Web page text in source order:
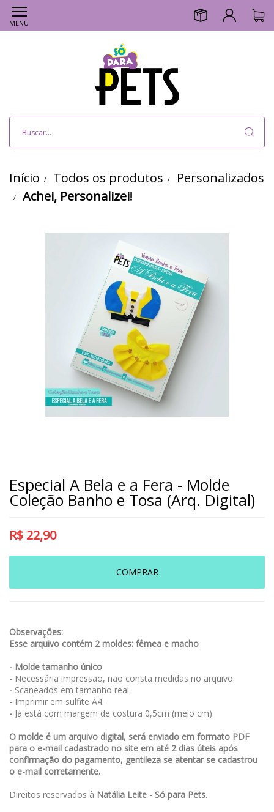
MENU
Início Todos os produtos
Personalizados
Achei, Personalizei!
Especial A Bela e a Fera - Molde
Coleção Banho e Tosa (Arq. Digital)
R$ 22,90
COMPRAR
Observações:
Esse arquivo contém 2 moldes: fêmea e macho
- Molde tamanho único
- Necessária impressão, não consta medidas no arquivo.
- Scaneados em tamanho real.
- Imprimir em sulfite A4.
- Já está com margem de costura 0,5cm (meio cm).
O molde é um arquivo digital, será enviado em formato PDF
para o e-mail cadastrado no site em até 2 dias úteis após
confirmação do pagamento, gentileza se atentar se cadastrou
o e-mail corretamente.
Direitos reservados à Natália Leite - Só para Pets.